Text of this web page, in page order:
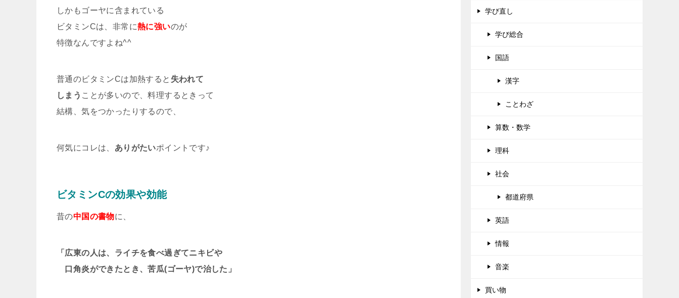
しかもゴーヤに含まれている
ビタミンCは、非常に熱に強いのが
特徴なんですよね^^
普通のビタミンCは加熱すると 失われて
しまう ことが多いので、料理するときって
結構、気をつかったりするので、
何気にコレは、 ありがたいポイントです♪
ビタミンCの効果や効能
昔の中国の書物に、
「広東の人は、ライチを食べ過ぎてニキビや
口角炎ができたとき、苦瓜(ゴーヤ)で治した」
学び直し
学び総合
国語
漢字
ことわざ
算数・数学
理科
社会
都道府県
英語
情報
音楽
買い物